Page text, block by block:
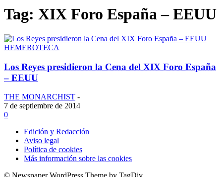
Tag: XIX Foro España – EEUU
HEMEROTECA
Los Reyes presidieron la Cena del XIX Foro España
– EEUU
THE MONARCHIST -
7 de septiembre de 2014
0
Edición y Redacción
Aviso legal
Política de cookies
Más información sobre las cookies